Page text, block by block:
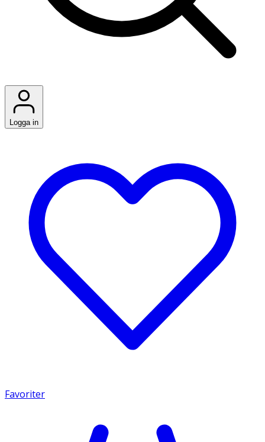
Logga in
Favoriter